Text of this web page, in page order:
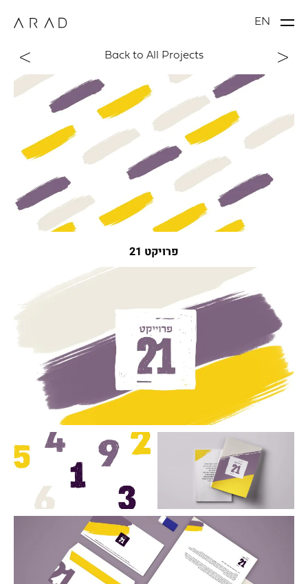
EN
Back to All Projects
פרויקט 21